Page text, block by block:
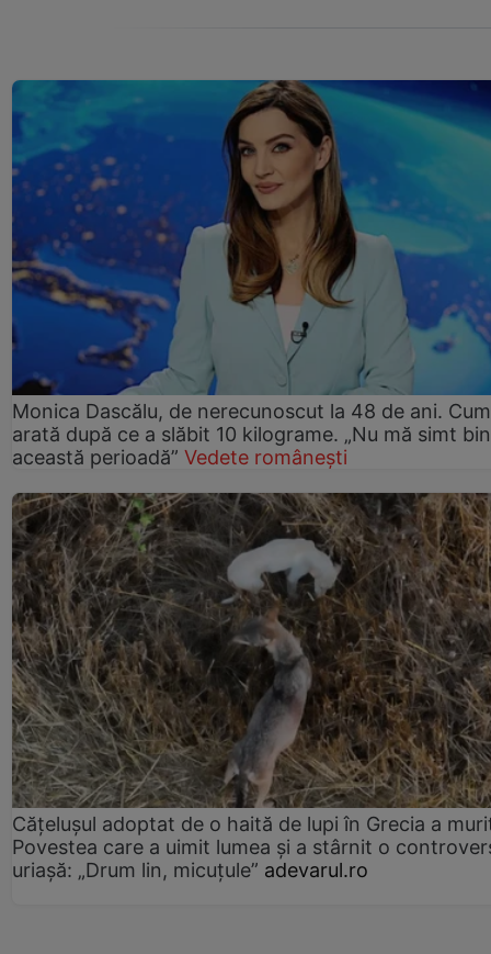
Monica Dascălu, de nerecunoscut la 48 de ani. Cum
arată după ce a slăbit 10 kilograme. „Nu mă simt
această perioadă” Vedete românești
Cățelușul adoptat de o haită de lupi în Grecia a
Povestea care a uimit lumea și a stârnit o
uriașă: „Drum lin, micuțule” adevarul.ro